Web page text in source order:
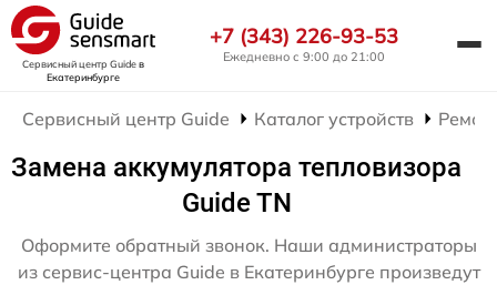
Сервисный центр Guideв
Екатеринбурге
+7 (343) 226-93-53
Ежедневно с 9:00 до 21:00
Сервисный центр Guide Каталог устройств
Замена аккумулятора тепловизора
Guide TN
Оформите обратный звонок. Наши администраторы
из сервис-центра Guide в Екатеринбурге произведут